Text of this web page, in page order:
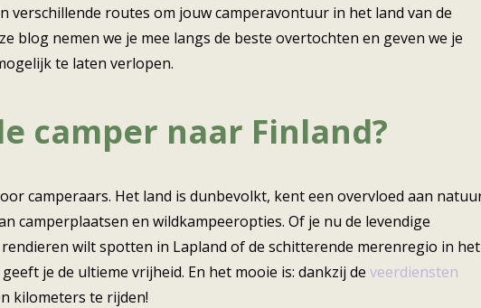
verschillende routes om jouw camperavontuur in het land van de
blog nemen we je mee langs de beste overtochten en geven we je
te laten verlopen.
camper naar Finland?
camperaars. Het land is dunbevolkt, kent een overvloed aan
camperplaatsen en wildkampeeropties. Of je nu de levendige
wilt spotten in Lapland of de schitterende merenregio in het
je de ultieme vrijheid. En het mooie is: dankzij de veerdiensten
kilometers te rijden!